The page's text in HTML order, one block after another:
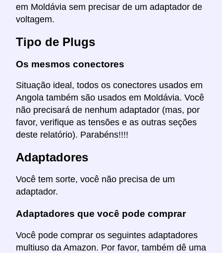
em Moldávia sem precisar de um adaptador de
voltagem.
Tipo de Plugs
Os mesmos conectores
Situação ideal, todos os conectores usados em
Angola também são usados em Moldávia. Você
não precisará de nenhum adaptador (mas, por
favor, verifique as tensões e as outras seções
deste relatório). Parabéns!!!!
Adaptadores
Você tem sorte, você não precisa de um
adaptador.
Adaptadores que você pode comprar
Você pode comprar os seguintes adaptadores
multiuso da Amazon. Por favor, também dê uma